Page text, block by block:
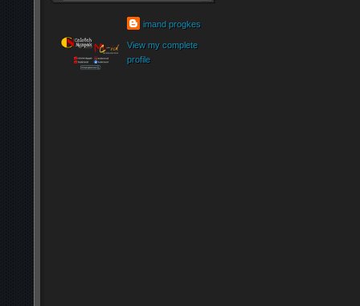
imand progkes
View my complete
profile